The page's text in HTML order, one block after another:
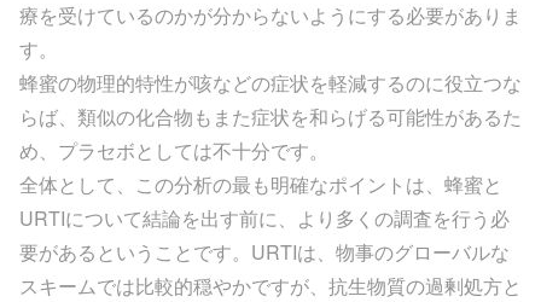
療を受けているのかが分からないようにする必要がありま
す。
蜂蜜の物理的特性が咳などの症状を軽減するのに役立つな
らば、類似の化合物もまた症状を和らげる可能性があるた
め、プラセボとしては不十分です。
全体として、この分析の最も明確なポイントは、蜂蜜と
URTIについて結論を出す前に、より多くの調査を行う必
要があるということです。URTIは、物事のグローバルな
スキームでは比較的穏やかですが、抗生物質の過剰処方と